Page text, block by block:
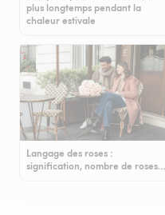
plus longtemps pendant la
chaleur estivale
Langage des roses :
signification, nombre de roses…